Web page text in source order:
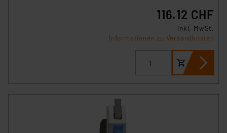
116.12 CHF
inkl. MwSt.
Informationen zu Versandkosten